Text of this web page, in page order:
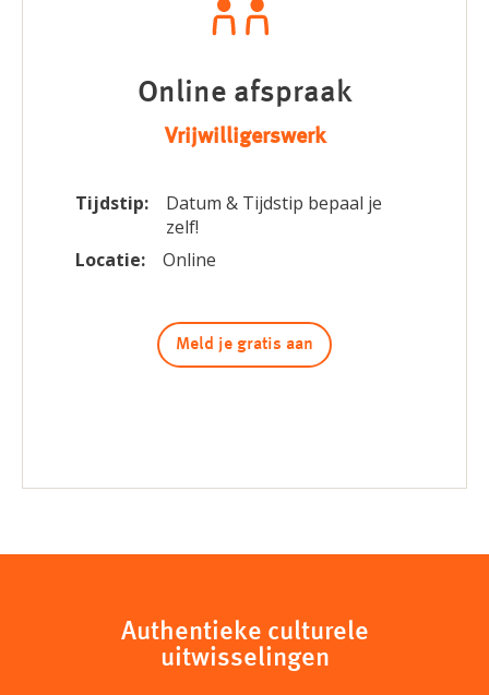
Online afspraak
Vrijwilligerswerk
Tijdstip:
Datum & Tijdstip bepaal je
zelf!
Locatie:
Online
Meld je gratis aan
Authentieke culturele
uitwisselingen